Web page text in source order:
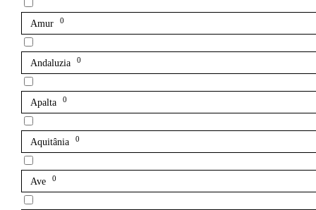
Amur 0
Andaluzia 0
Apalta 0
Aquitânia 0
Ave 0